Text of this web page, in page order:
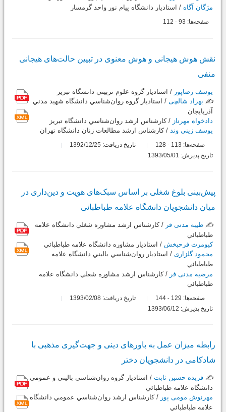
مژگان آگاه / استاديار دانشگاه پيام نور واحد گرمسار
صفحه‌ها: 93
-
نقش هوش هیجانی و هوش معنوی در تبیین حالت‌های هیجانی
منفی
یوسف رضاپور / استاديار گروه علوم تربيتي دانشگاه تبريز
✍️ بهزاد شالچی / استاديار گروه روان‌شناسي دانشگاه شهيد مدني
آذربايجان
دادخواه مهرناز / کارشناس ارشد روان‌شناسي دانشگاه تبريز
یوسف زینی وند / کارشناس ارشد مطالعات زنان دانشگاه تهران
صفحه‌ها: 113
-
تاریخ دریافت: 1392/12/25
تاریخ پذیرش: 1393/05/01
‌پیش‌بینی بلوغ شغلی بر‌‌ اساس سبک‌های هویت و دین‌داری در
میان دانشجویان دانشگاه‌ علامه طباطبائی
✍️ طیبه مدنی فر / کارشناس ارشد مشاوره شغلي دانشگاه علامه
طباطبائي
کیومرث فرحبخش / استاديار مشاوره دانشگاه علامه طباطبائي
محمود گلزاری / استاديار روان‌شناسي باليني دانشگاه علامه
طباطبائي
مرضیه مدنی فر / کارشناس ارشد مشاوره شغلي دانشگاه علامه
طباطبائي
صفحه‌ها: 129
-
تاریخ دریافت: 1393/02/08
تاریخ پذیرش: 1393/06/12
رابطه میزان عمل به باورهای دینی و جهت‌گیری مذهبی با
شادکامی در دانشجویان دختر
✍️ فریده حسین ثابت / استاديار گروه روان‌شناسي باليني و عمومي
دانشگاه علامه طباطبائي
مهرنوش مومی پور / کارشناس ارشد روان‌شناسي عمومي دانشگاه
علامه طباطبائي